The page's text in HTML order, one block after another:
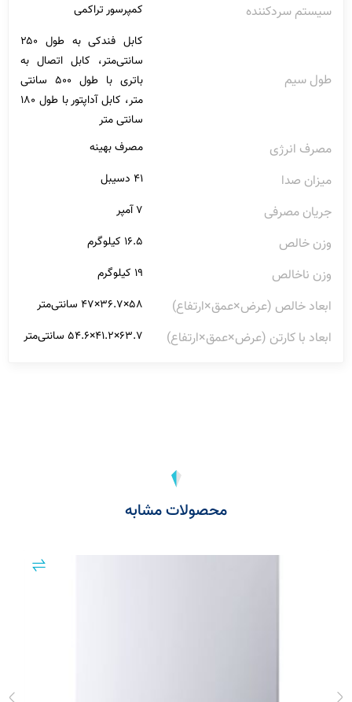
سیستم سردکننده کمپرسور تراکمی
طول سیم
کابل فندکی به طول ۲۵۰
سانتی‌متر، کابل اتصال به
باتری با طول ۵۰۰ سانتی
متر، کابل آداپتور با طول ۱۸۰
سانتی متر
مصرف انرژی مصرف بهینه
میزان صدا ۴۱ دسیبل
جریان مصرفی ۷ آمپر
وزن خالص ۱۶.۵ کیلوگرم
وزن ناخالص ۱۹ کیلوگرم
ابعاد خالص (عرض×عمق×ارتفاع) ۵۸×۳۶.۷×۴۷ سانتی‌متر
ابعاد با کارتن (عرض×عمق×ارتفاع) ۶۳.۷×۴۱.۲×۵۴.۶ سانتی‌متر
محصولات مشابه